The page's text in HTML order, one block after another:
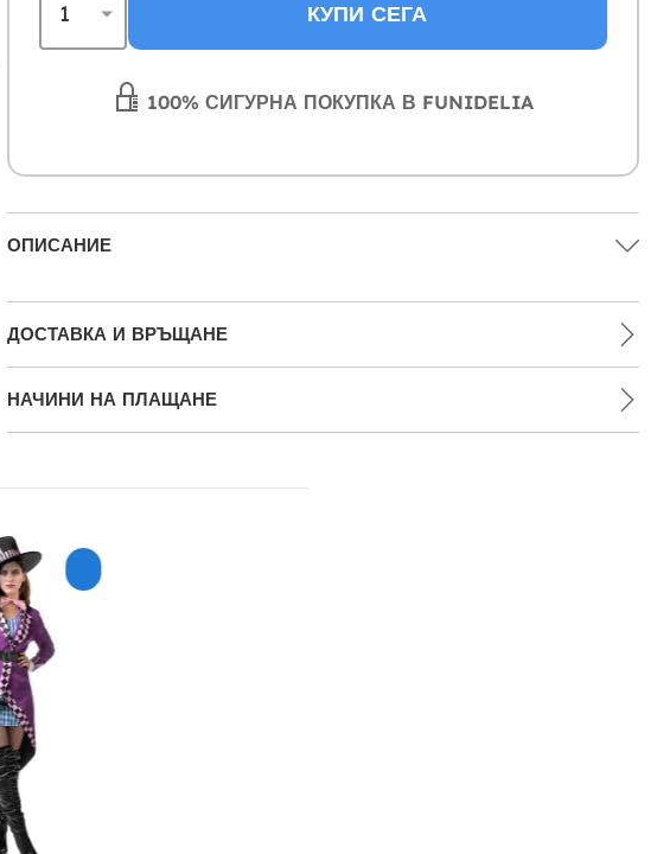
КУПИ СЕГА
100% СИГУРНА ПОКУПКА В FUNIDELIA
ОПИСАНИЕ
ДОСТАВКА И ВРЪЩАНЕ
НАЧИНИ НА ПЛАЩАНЕ